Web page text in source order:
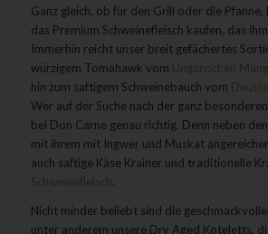
Ganz gleich, ob für den Grill oder die Pfanne,
das Premium Schweinefleisch kaufen, das
Immerhin reicht unser breit gefächertes
würzigem Tomahawk vom Ungarischen
hin zum saftigem Schweinebauch vom
Wer auf der Suche nach der ganz
bei Don Carne genau richtig. Denn neben
mit ihrem mit Ingwer und Muskat
auch saftige Käse Krainer und traditionelle
Schweinefleisch.
Nicht minder beliebt sind die
unter anderem unsere Dry Aged Koteletts,